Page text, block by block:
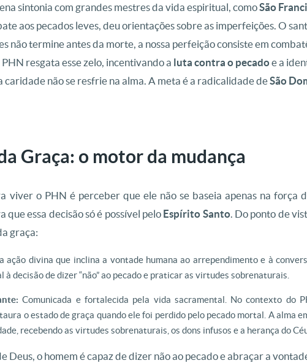
sintonia com grandes mestres da vida espiritual, comoSão
aos pecados leves, deu orientações sobre as imperfeições.O
não termine antes da morte, a nossa perfeição consiste em
resgata esse zelo, incentivando a luta contra o pecado e a
caridade não se resfrie na alma. A meta é a radicalidade deSão
Graça: o motor da mudança
viver o PHN é perceber que ele não se baseia apenas na força
que essa decisão só é possível pelo Espírito Santo . Do ponto de
graça:
ação divina que inclina a vontade humana ao arrependimento e à
decisão de dizer “não” ao pecado e praticar as virtudes sobrenaturais.
Comunicada e fortalecida pela vida sacramental. No contexto do
o estado de graça quando ele foi perdido pelo pecado mortal. A alma
recebendo as virtudes sobrenaturais, os dons infusos e a herança do
Deus, o homem é capaz de dizer não ao pecado e abraçar a